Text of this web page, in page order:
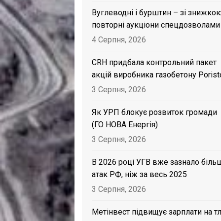
Вуглеводні і бурштин – зі
повторні аукціони спецдозволами
4 Серпня, 2026
CRH придбала контрольний пакет
акцій виробника газобетону
3 Серпня, 2026
Як УРП блокує розвиток громади
(ГО НОВА Енергія)
3 Серпня, 2026
В 2026 році УГВ вже зазнало
атак РФ, ніж за весь 2025
3 Серпня, 2026
Метінвест підвищує зарплати на